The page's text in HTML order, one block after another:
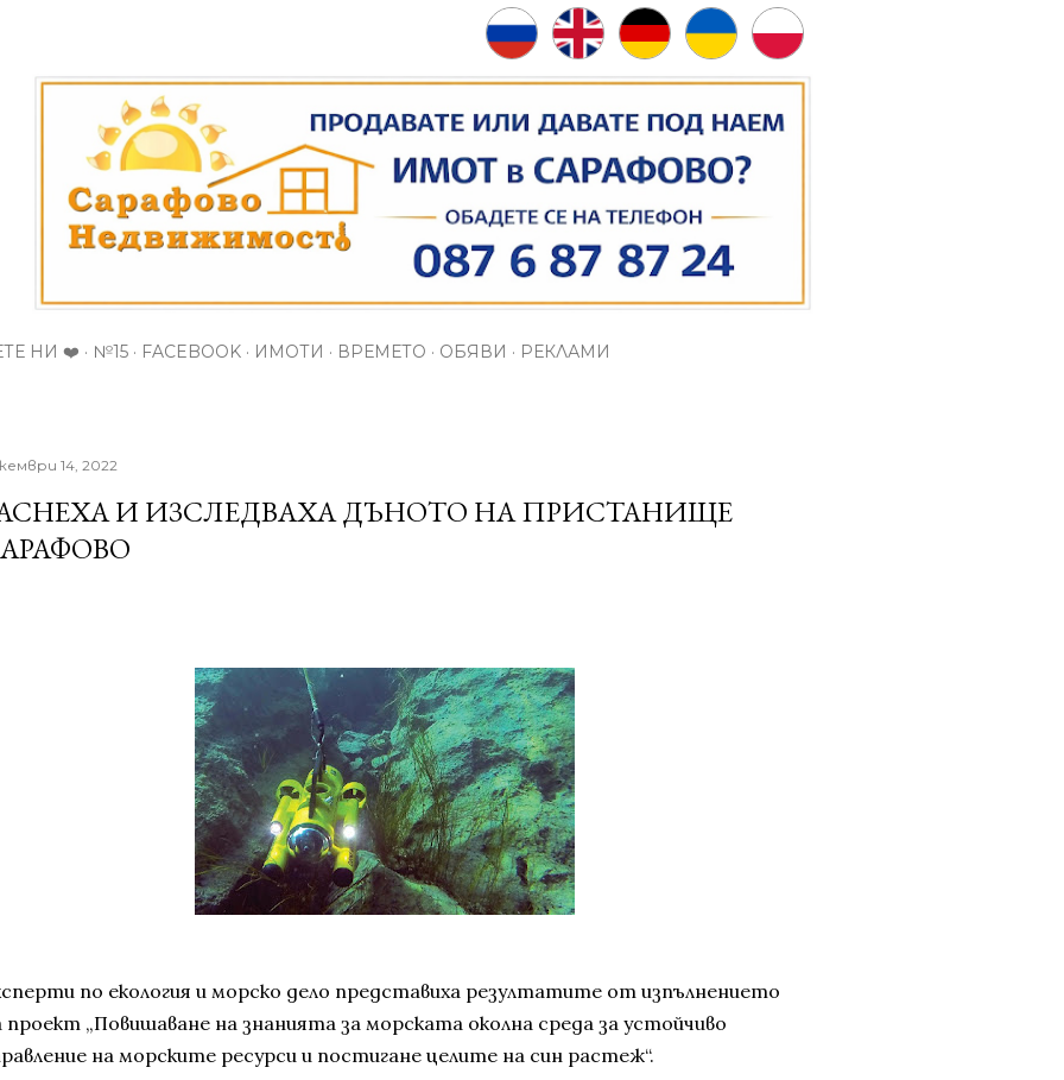
НИ ❤️ №15 FACEBOOK ИМОТИ ВРЕМЕТО ОБЯВИ РЕКЛАМИ
14, 2022
И ИЗСЛЕДВАХА ДЪНОТО НА ПРИСТАНИЩЕ
по екология и морско дело представиха резултатите от изпълнението
проект „Повишаване на знанията за морската околна среда за устойчиво
на морските ресурси и постигане целите на син растеж“.